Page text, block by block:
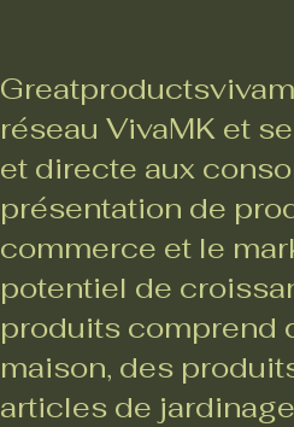
réseau VivaMK et
et directe aux
présentation de
commerce et le
potentiel de
produits comprend
maison, des
articles de